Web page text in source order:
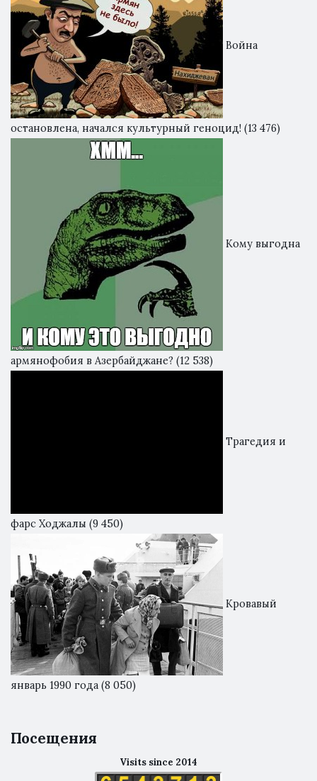
Война
остановлена, начался культурный геноцид! (13 476)
Кому выгодна
армянофобия в Азербайджане? (12 538)
Трагедия и
фарс Ходжалы (9 450)
Кровавый
январь 1990 года (8 050)
Посещения
Visits since 2014